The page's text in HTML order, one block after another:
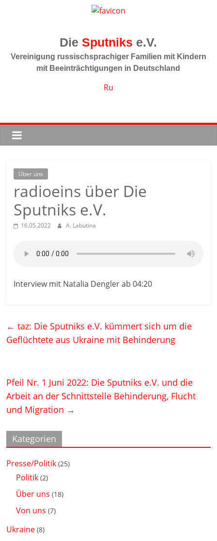
Sputniks
Vereinigung russischsprachiger Familien mit Kindern
mit Beeinträchtigungen in Deutschland
Ru
Über uns
radioeins über Die
Sputniks e.V.
16.05.2022 A. Labutina
Interview mit Natalia Dengler ab 04:20
← taz: Die Sputniks e.V. kümmert sich um die
Geflüchtete aus Ukraine mit Behinderung
Pfeil Nr. 1 Juni 2022: Die Sputniks e.V. und die
Arbeit an der Schnittstelle Behinderung, Flucht
und Migration →
Kategorien
Presse/Politik (25)
Politik (2)
Über uns (18)
Von uns (7)
Ukraine (8)